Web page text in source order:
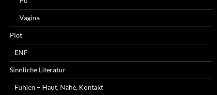
Vagina
Plot
ENF
Sinnliche Literatur
Fühlen – Haut, Nähe, Kontakt